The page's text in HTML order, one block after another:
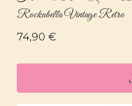
Rockabella Vintage Retro
74,90 €